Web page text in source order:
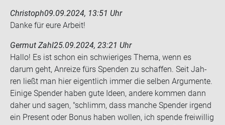
Christoph09.09.2024, 13:51 Uhr
Danke für eure Ar­beit!
Germut Zahl25.09.2024, 23:21 Uhr
Hallo! Es ist schon ein schwie­ri­ges Thema, wenn es
darum geht, An­rei­ze fürs Spen­den zu schaf­fen. Seit Jah­
ren ließt man hier ei­gent­lich immer die sel­ben Ar­gu­men­te.
Ei­ni­ge Spen­der haben gute Ideen, an­de­re kom­men dann
daher und sagen, "schlimm, dass man­che Spen­der ir­gend
ein Pre­sent oder Bonus haben wol­len, ich spen­de frei­wil­lig